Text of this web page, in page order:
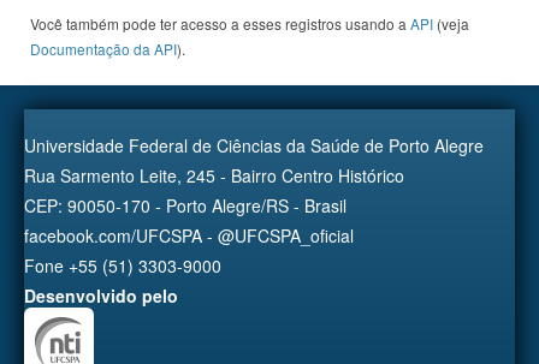
Você também pode ter acesso a esses registros usando a API (veja
Documentação da API).
Universidade Federal de Ciências da Saúde de Porto Alegre
Rua Sarmento Leite, 245 - Bairro Centro Histórico
CEP: 90050-170 - Porto Alegre/RS - Brasil
facebook.com/UFCSPA - @UFCSPA_oficial
Fone +55 (51) 3303-9000
Desenvolvido pelo